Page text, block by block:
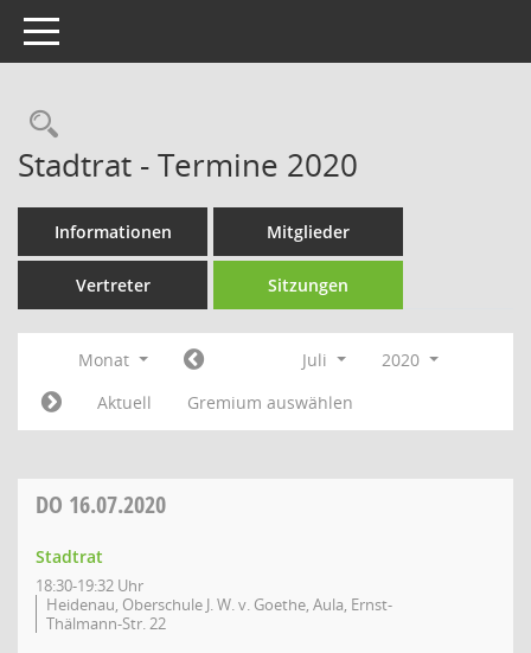
Toggle navigation
Rechercheauswahl
Stadtrat - Termine 2020
Informationen Mitglieder
Vertreter Sitzungen
Monat Juli
2020
Aktuell
Gremium auswählen
DO 16.07.2020
Stadtrat
18:30-19:32 Uhr
Heidenau, Oberschule J. W. v. Goethe, Aula, Ernst-
Thälmann-Str. 22